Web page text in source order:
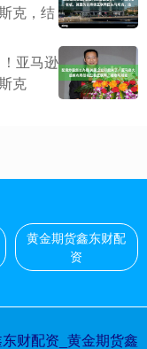
克，结
亚马逊
克
黄金期货鑫东财配
资
财配资_黄金期货鑫